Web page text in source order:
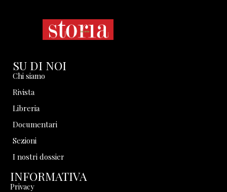
SU DI NOI
Chi siamo
Rivista
Libreria
Documentari
Sezioni
I nostri dossier
INFORMATIVA
Privacy